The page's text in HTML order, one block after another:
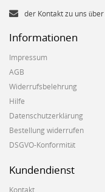
der Kontakt zu uns über
Informationen
Impressum
AGB
Widerrufsbelehrung
Hilfe
Datenschutzerklärung
Bestellung widerrufen
DSGVO-Konformität
Kundendienst
Kontakt